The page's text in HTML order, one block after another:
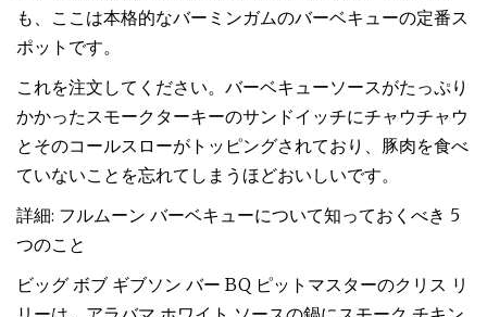
も、ここは本格的なバーミンガムのバーベキューの定番ス
ポットです。
これを注文してください。バーベキューソースがたっぷり
かかったスモークターキーのサンドイッチにチャウチャウ
とそのコールスローがトッピングされており、豚肉を食べ
ていないことを忘れてしまうほどおいしいです。
詳細: フルムーン バーベキューについて知っておくべき 5
つのこと
ビッグ ボブ ギブソン バー BQ ピットマスターのクリス リ